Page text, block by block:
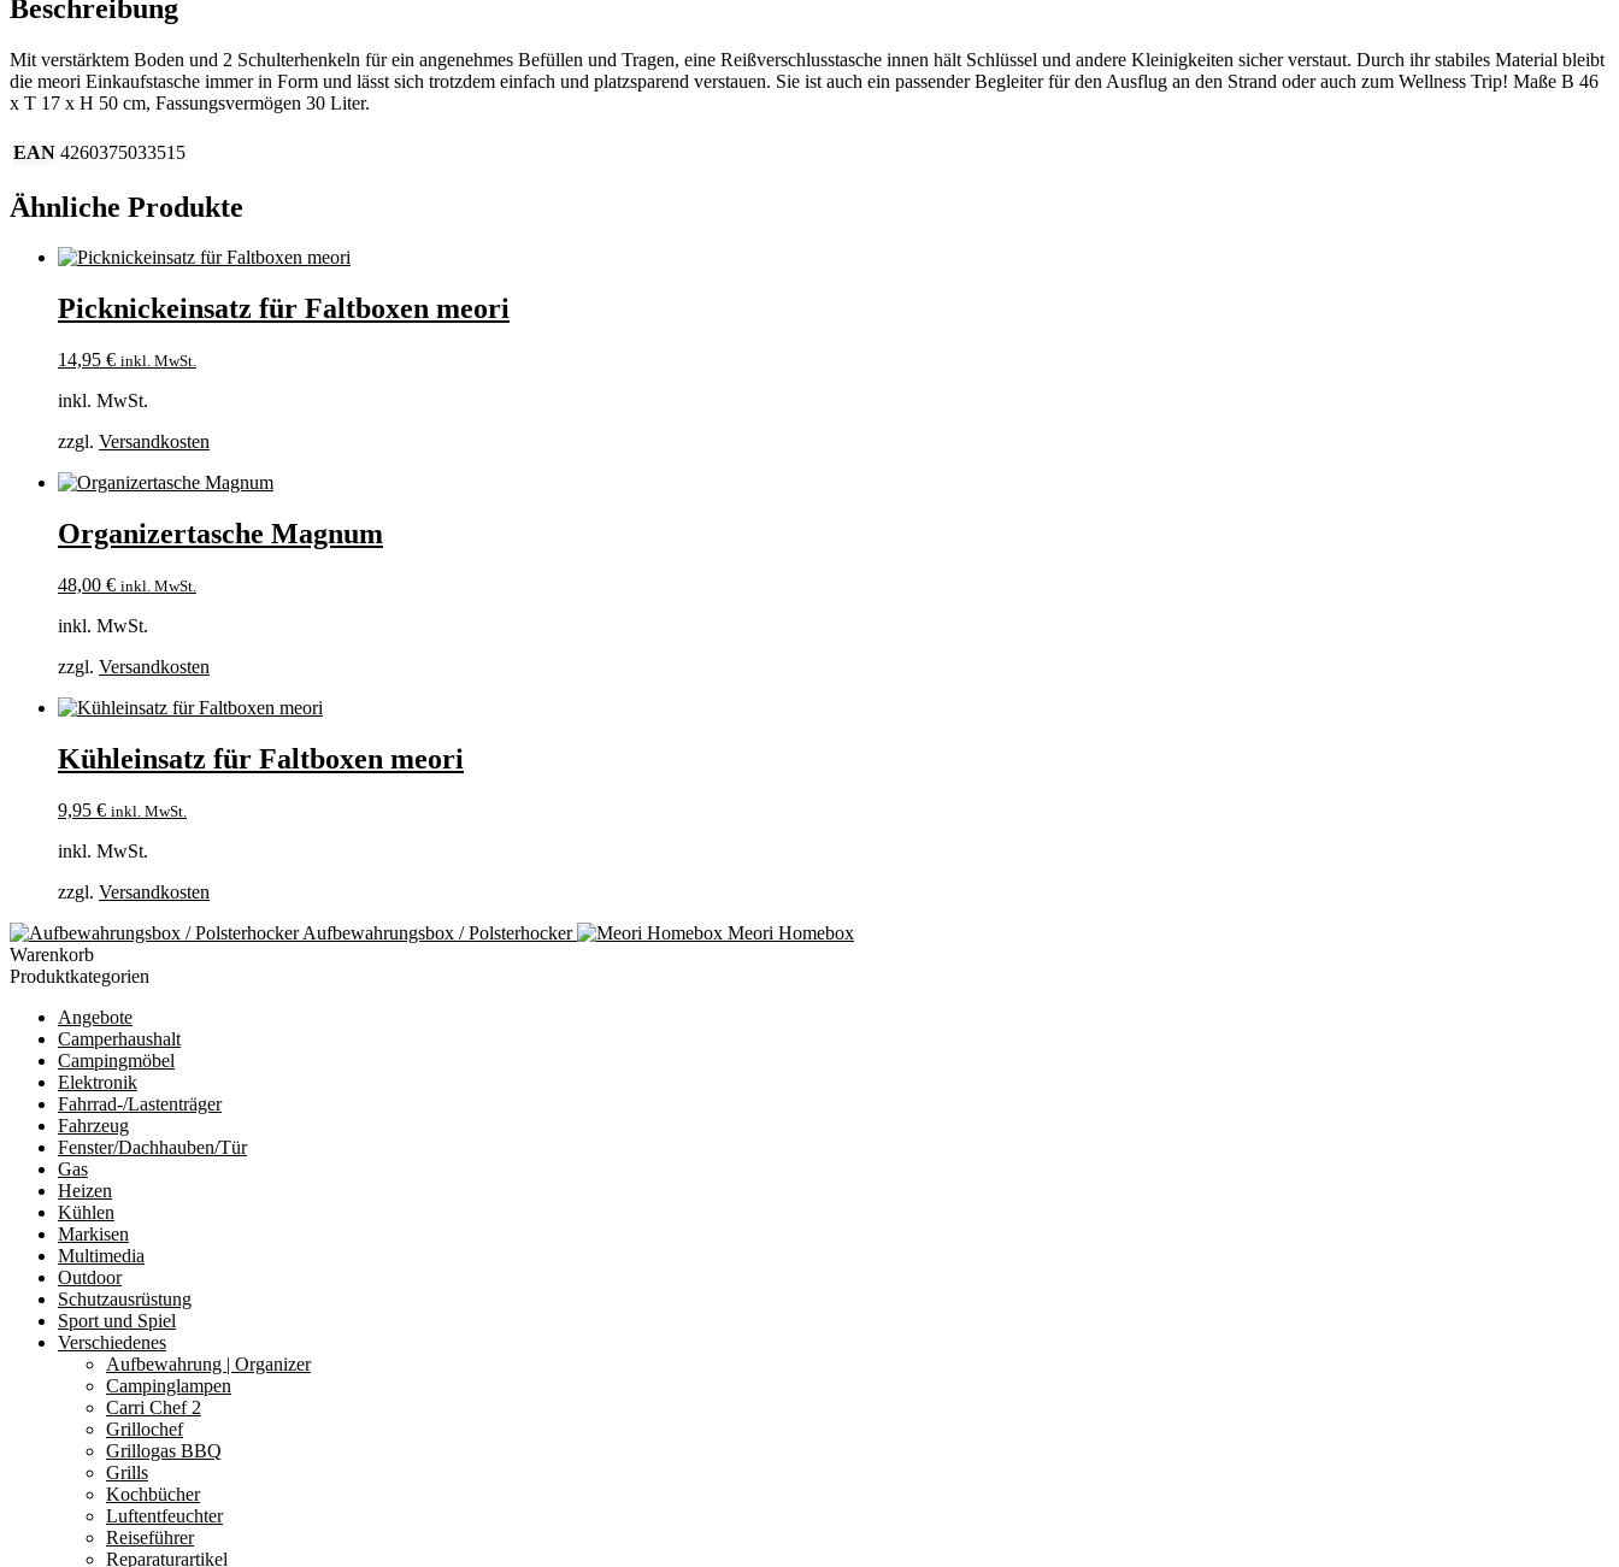
Beschreibung
Mit verstärktem Boden und 2 Schulterhenkeln für ein angenehmes Befüllen und Tragen, eine Reißverschlusstasche innen hält Schlüssel und andere Kleinigkeiten sicher verstaut. Durch ihr stabiles Material bleibt
die meori Einkaufstasche immer in Form und lässt sich trotzdem einfach und platzsparend verstauen. Sie ist auch ein passender Begleiter für den Ausflug an den Strand oder auch zum Wellness Trip! Maße B 46
x T 17 x H 50 cm, Fassungsvermögen 30 Liter.
EAN 4260375033515
Ähnliche Produkte
Picknickeinsatz für Faltboxen meori
14,95 € inkl. MwSt.
inkl. MwSt.
zzgl. Versandkosten
Organizertasche Magnum
48,00 € inkl. MwSt.
inkl. MwSt.
zzgl. Versandkosten
Kühleinsatz für Faltboxen meori
9,95 € inkl. MwSt.
inkl. MwSt.
zzgl. Versandkosten
Aufbewahrungsbox / Polsterhocker
Meori Homebox
Warenkorb
Produktkategorien
Angebote
Camperhaushalt
Campingmöbel
Elektronik
Fahrrad-/Lastenträger
Fahrzeug
Fenster/Dachhauben/Tür
Gas
Heizen
Kühlen
Markisen
Multimedia
Outdoor
Schutzausrüstung
Sport und Spiel
Verschiedenes
Aufbewahrung | Organizer
Campinglampen
Carri Chef 2
Grillochef
Grillogas BBQ
Grills
Kochbücher
Luftentfeuchter
Reiseführer
Reparaturartikel